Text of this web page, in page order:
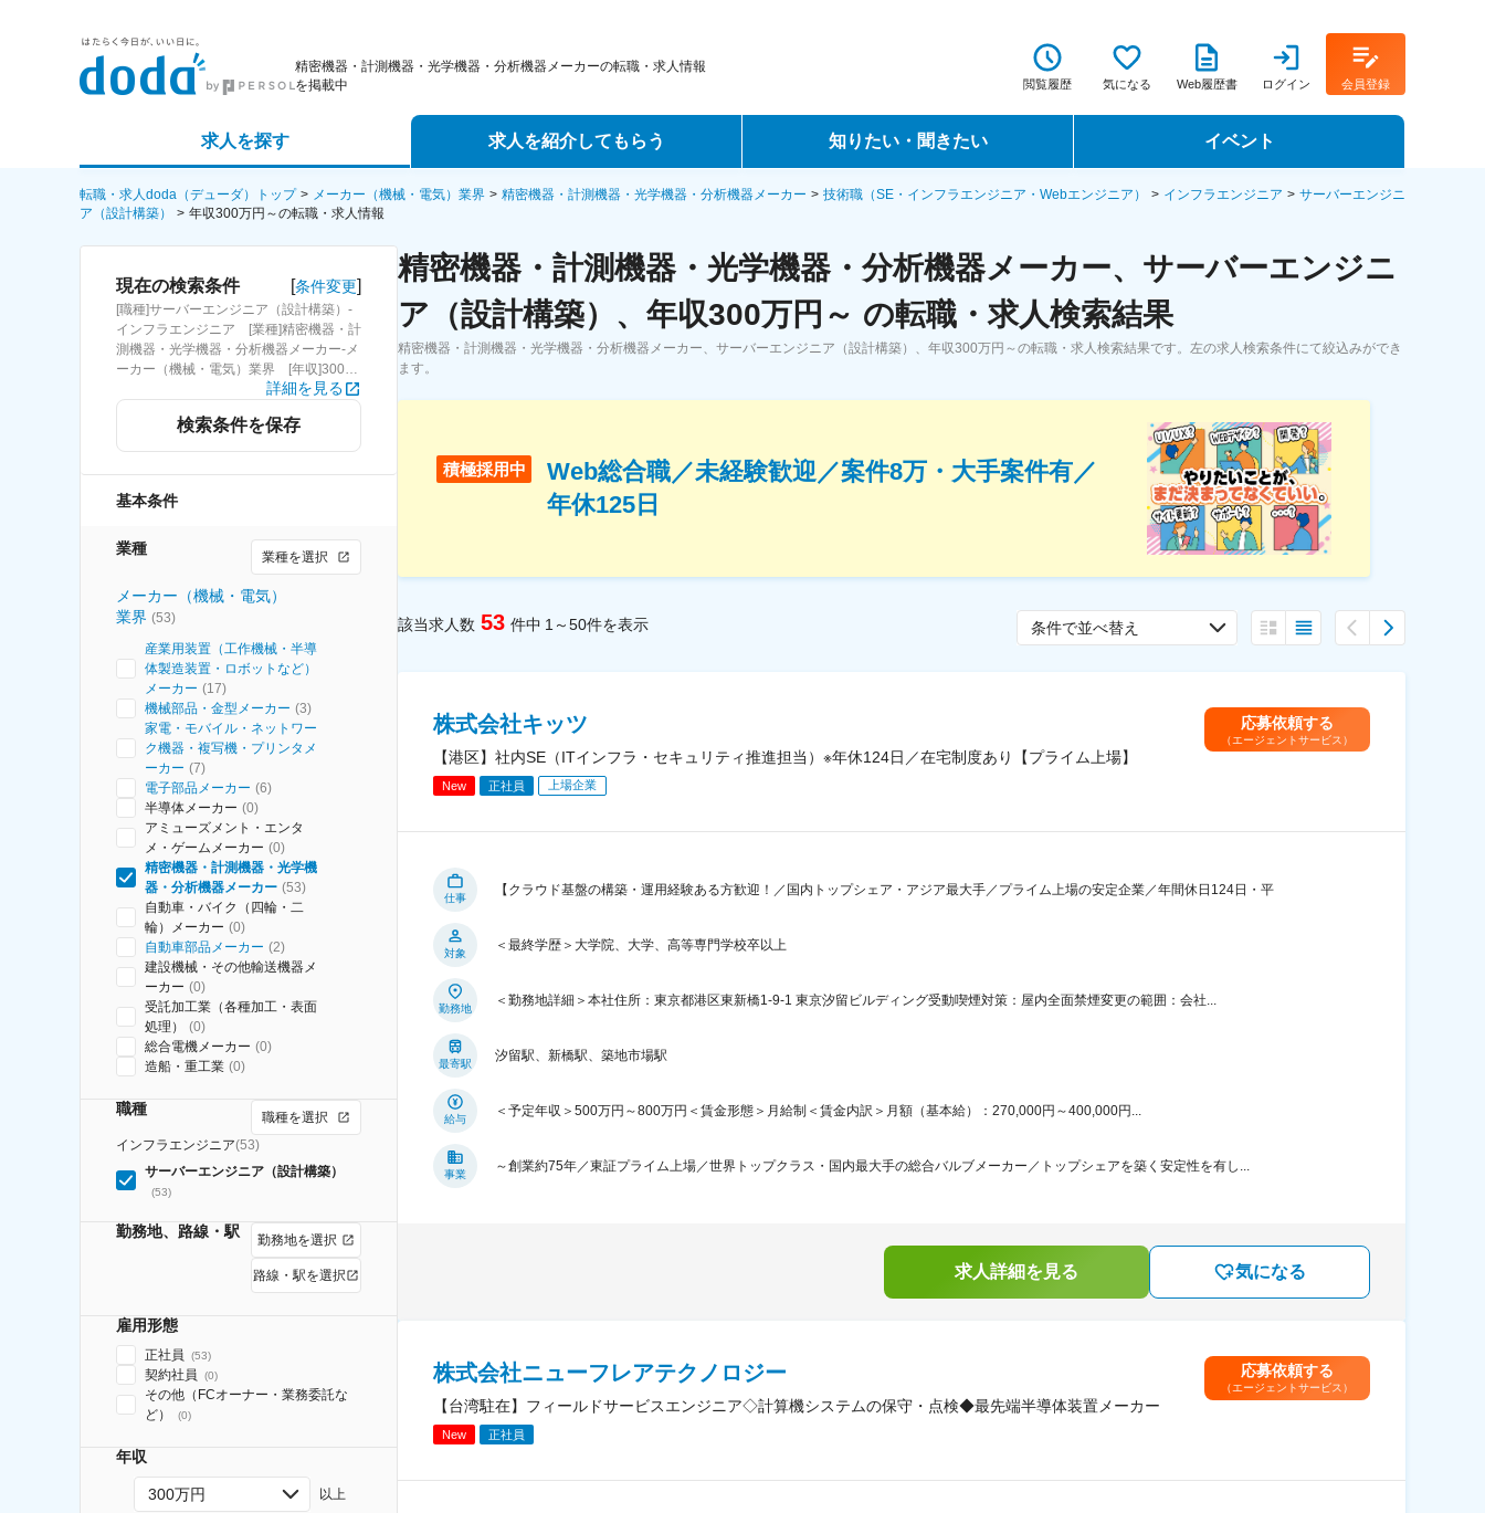
精密機器・計測機器・光学機器・分析機器メーカーの転職・求人情報
を掲載中
閲覧履歴 気になる Web履歴書 ログイン 会員登録
求人を探す
詳細条件から探す
新着求人から探す
求人特集から探す
求人を紹介してもらう
エージェントサービス
スカウトサービス
パートナーエージェントサービス
知りたい・聞きたい
転職ノウハウ
データで見る転職
コラム・インタビュー
転職Q&A
イベント
転職イベント・転職セミナー
転職セミナー動画
転職・求人doda（デューダ）トップ メーカー（機械・電気）業界 精密機器・計測機器・光学機器・分析機器メーカー 技術職（SE・インフラエンジニア・Webエンジニア） インフラエンジニア
サーバーエンジニ
ア（設計構築）
年収300万円～の転職・求人情報
現在の検索条件 [条件変更]
[職種]サーバーエンジニア（設計構築）-
インフラエンジニア [業種]精密機器・計
測機器・光学機器・分析機器メーカー-メ
ーカー（機械・電気）業界 [年収]300万
詳細を見る
検索条件を保存
基本条件
業種 業種を選択
メーカー（機械・電気）
業界 (53)
産業用装置（工作機械・半導
体製造装置・ロボットなど）
メーカー (17)
機械部品・金型メーカー (3)
家電・モバイル・ネットワー
ク機器・複写機・プリンタメ
ーカー (7)
電子部品メーカー (6)
半導体メーカー (0)
アミューズメント・エンタ
メ・ゲームメーカー (0)
精密機器・計測機器・光学機
器・分析機器メーカー (53)
自動車・バイク（四輪・二
輪）メーカー (0)
自動車部品メーカー (2)
建設機械・その他輸送機器メ
ーカー (0)
受託加工業（各種加工・表面
処理）
(0)
総合電機メーカー (0)
造船・重工業 (0)
職種
職種を選択
インフラエンジニア(53)
サーバーエンジニア（設計構築）
(53)
勤務地、路線・駅 勤務地を選択
路線・駅を選択
雇用形態
正社員 (53)
契約社員 (0)
その他（FCオーナー・業務委託な
ど）
(0)
年収
300万円 以上
精密機器・計測機器・光学機器・分析機器メーカー、サーバーエンジニ
ア（設計構築）、年収300万円～ の転職・求人検索結果
精密機器・計測機器・光学機器・分析機器メーカー、サーバーエンジニア（設計構築）、年収300万円～の転職・求人検索結果です。左の求人検索条件にて絞込みができ
ます。
積極採用中
Web総合職／未経験歓迎／案件8万・大手案件有／
年休125日
該当求人数 53 件中 1～50件を表示 条件で並べ替え
株式会社キッツ
【港区】社内SE（ITインフラ・セキュリティ推進担当）※年休124日／在宅制度あり【プライム上場】
New 正社員 上場企業
応募依頼する
（エージェントサービス）
仕事
【クラウド基盤の構築・運用経験ある方歓迎！／国内トップシェア・アジア最大手／プライム上場の安定企業／年間休日124日・平
対象
＜最終学歴＞大学院、大学、高等専門学校卒以上
勤務地
＜勤務地詳細＞本社住所：東京都港区東新橋1-9-1 東京汐留ビルディング受動喫煙対策：屋内全面禁煙変更の範囲：会社...
最寄駅
汐留駅、新橋駅、築地市場駅
給与
＜予定年収＞500万円～800万円＜賃金形態＞月給制＜賃金内訳＞月額（基本給）：270,000円～400,000円...
事業
～創業約75年／東証プライム上場／世界トップクラス・国内最大手の総合バルブメーカー／トップシェアを築く安定性を有し...
求人詳細を見る 気になる
株式会社ニューフレアテクノロジー
【台湾駐在】フィールドサービスエンジニア◇計算機システムの保守・点検◆最先端半導体装置メーカー
New 正社員
応募依頼する
（エージェントサービス）